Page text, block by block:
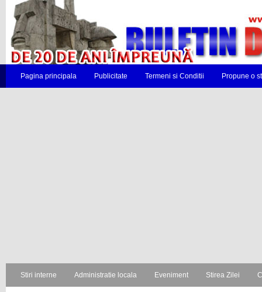
Pagina principala Publicitate Termeni si Conditii Propune o
Stiri interne Administratie locala Eveniment Stirea Zilei